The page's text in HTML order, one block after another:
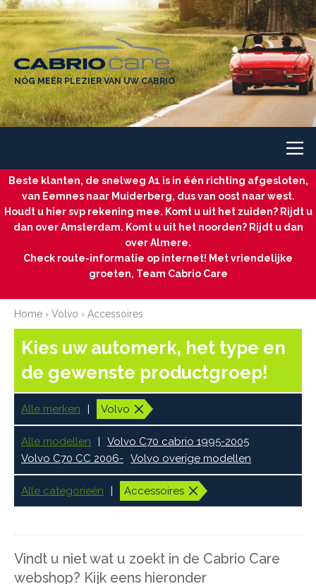
NÓG MEER PLEZIER VAN UW CABRIO
Beste klanten, de snelweg A1 is in één richting afgesloten,
van Eemnes naar Muiderberg, dus van oost naar west.
Houdt u hier svp rekening mee. Komt u uit het zuiden? Rijdt u
dan over Amsterdam. Komt u uit het noorden? Rijdt u dan
over Almere.
Check route-informatie op internet! Met vriendelijke
groeten, Team Cabrio Care
Home › Volvo › Accessoires
Kies uw automerk, het type en
de gewenste productgroep!
Alle merken Volvo
Alle modellen
Volvo C70 cabrio 1995-2005
Volvo C70 CC 2006- Volvo overige modellen
Alle categorieën Accessoires
Vindt u niet wat u zoekt in de Cabrio Care
webshop? Kijk eens hieronder